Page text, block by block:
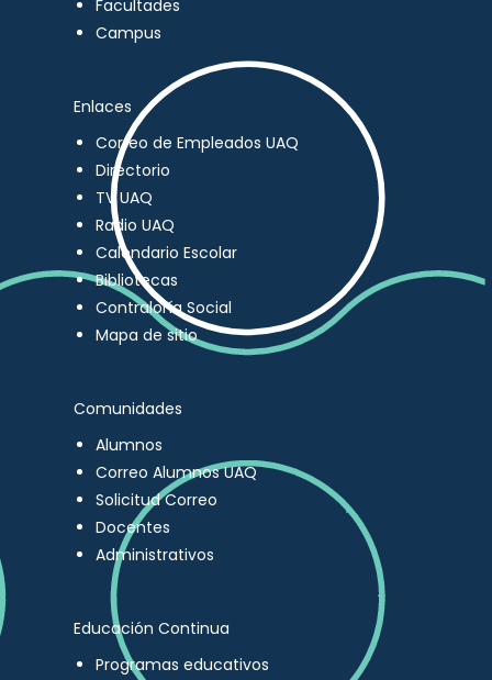
Facultades
Campus
Enlaces
Correo de Empleados UAQ
Directorio
TV UAQ
Radio UAQ
Calendario Escolar
Bibliotecas
Contraloría Social
Mapa de sitio
Comunidades
Alumnos
Correo Alumnos UAQ
Solicitud Correo
Docentes
Administrativos
Educación Continua
Programas educativos